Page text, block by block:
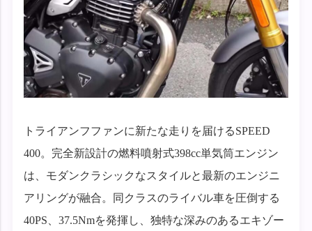
トライアンフファンに新たな走りを届けるSPEED
400。完全新設計の燃料噴射式398cc単気筒エンジン
は、モダンクラシックなスタイルと最新のエンジニ
アリングが融合。同クラスのライバル車を圧倒する
40PS、37.5Nmを発揮し、独特な深みのあるエキゾー